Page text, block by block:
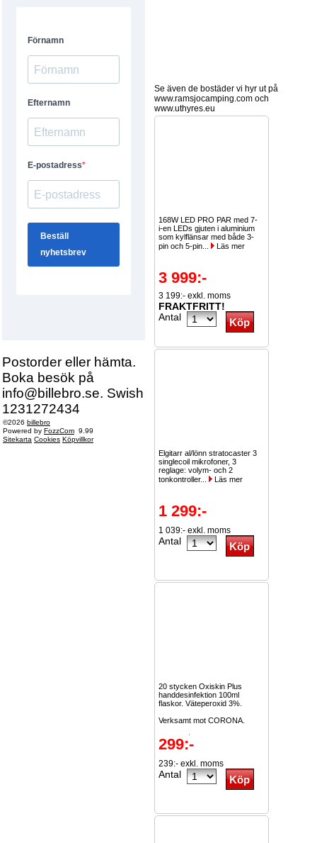
Postorder eller hämta.
Boka besök på
info@billebro.se. Swish
1231272434
©2026 billebro
Powered by FozzCom 9.99
Sitekarta Cookies Köpvillkor
Se även de bostäder vi hyr ut på
www.ramsjocamping.com och
www.uthyres.eu
168W LED PRO PAR med 7-
i-en LEDs gjuten i aluminium
som kylflänsar med både 3-
pin och 5-pin...
Läs mer
3 999:-
3 199:- exkl. moms
FRAKTFRITT!
Antal
Elgitarr al/lönn stratocaster 3
singlecoil mikrofoner, 3
reglage: volym- och 2
tonkontroller...
Läs mer
1 299:-
1 039:- exkl. moms
Antal
20 stycken Oxiskin Plus
handdesinfektion 100ml
flaskor. Väteperoxid 3%.
Verksamt mot CORONA.
Kostar...
299:-
239:- exkl. moms
Antal